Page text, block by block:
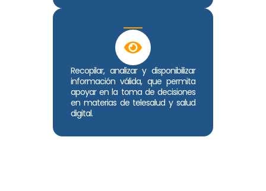
Recopilar, analizar y disponibilizar
información válida, que permita
apoyar en la toma de decisiones
en materias de telesalud y salud
digital.